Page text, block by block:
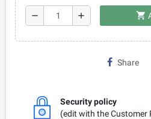
remove add shopping_cart
Share
Security policy
(edit with the Customer